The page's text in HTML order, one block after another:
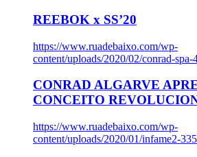
REEBOK x SS’20
https://www.ruadebaixo.com/wp-
content/uploads/2020/02/conrad-
CONRAD ALGARVE
CONCEITO
https://www.ruadebaixo.com/wp-
content/uploads/2020/01/infame2-